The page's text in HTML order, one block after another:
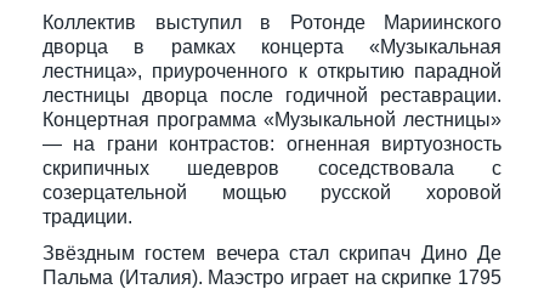
Новости
Контакты
Коллектив выступил в Ротонде Мариинского
дворца в рамках концерта «Музыкальная
лестница», приуроченного к открытию парадной
лестницы дворца после годичной реставрации.
Концертная программа «Музыкальной лестницы»
— на грани контрастов: огненная виртуозность
скрипичных шедевров соседствовала с
созерцательной мощью русской хоровой
традиции.
Звёздным гостем вечера стал скрипач Дино Де
Пальма (Италия). Маэстро играет на скрипке 1795